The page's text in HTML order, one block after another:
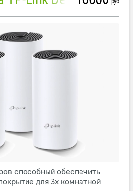
способный обеспечить
для 3х комнатной